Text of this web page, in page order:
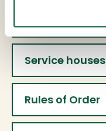
Service houses
Rules of Order